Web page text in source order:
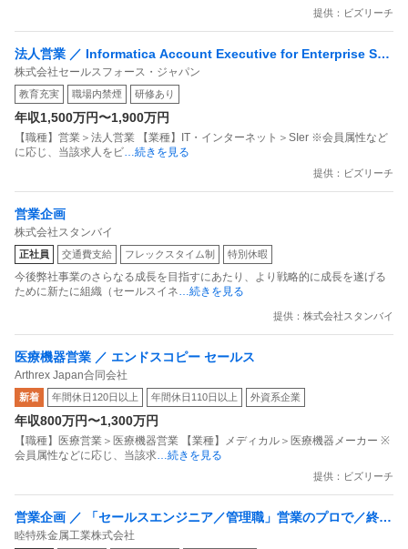
提供：ビズリーチ
法人営業 ／ Informatica Account Executive for Enterprise Sal
es
株式会社セールスフォース・ジャパン
教育充実 職場内禁煙 研修あり
年収1,500万円〜1,900万円
【職種】営業＞法人営業 【業種】IT・インターネット＞SIer ※会員属性など
に応じ、当該求人をビ…続きを見る
提供：ビズリーチ
営業企画
株式会社スタンバイ
正社員 交通費支給 フレックスタイム制 特別休暇
今後弊社事業のさらなる成長を目指すにあたり、より戦略的に成長を遂げる
ために新たに組織（セールスイネ…続きを見る
提供：株式会社スタンバイ
医療機器営業 ／ エンドスコピー セールス
Arthrex Japan合同会社
新着 年間休日120日以上 年間休日110日以上 外資系企業
年収800万円〜1,300万円
【職種】医療営業＞医療機器営業 【業種】メディカル＞医療機器メーカー ※
会員属性などに応じ、当該求…続きを見る
提供：ビズリーチ
営業企画 ／ 「セールスエンジニア／管理職」営業のプロで／終わ
るな／未来の営業部門トップを募集！
睦特殊金属工業株式会社